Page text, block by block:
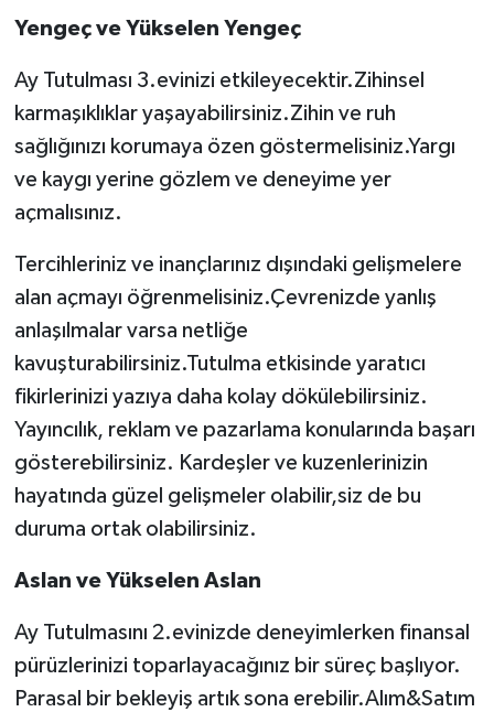
Yengeç ve Yükselen Yengeç
Ay Tutulması 3.evinizi etkileyecektir.Zihinsel
karmaşıklıklar yaşayabilirsiniz.Zihin ve ruh
sağlığınızı korumaya özen göstermelisiniz.Yargı
ve kaygı yerine gözlem ve deneyime yer
açmalısınız.
Tercihleriniz ve inançlarınız dışındaki gelişmelere
alan açmayı öğrenmelisiniz.Çevrenizde yanlış
anlaşılmalar varsa netliğe
kavuşturabilirsiniz.Tutulma etkisinde yaratıcı
fikirlerinizi yazıya daha kolay dökülebilirsiniz.
Yayıncılık, reklam ve pazarlama konularında başarı
gösterebilirsiniz. Kardeşler ve kuzenlerinizin
hayatında güzel gelişmeler olabilir,siz de bu
duruma ortak olabilirsiniz.
Aslan ve Yükselen Aslan
Ay Tutulmasını 2.evinizde deneyimlerken finansal
pürüzlerinizi toparlayacağınız bir süreç başlıyor.
Parasal bir bekleyiş artık sona erebilir.Alım&Satım